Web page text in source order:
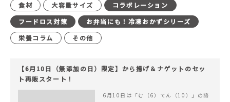
食材
大容量サイズ
コラボレーション
フードロス対策
お弁当にも！冷凍おかずシリーズ
栄養コラム
その他
【6月10日（無添加の日）限定】から揚げ＆ナゲットのセッ
ト再販スタート！
6月10日は「む（6）てん（10）」の語